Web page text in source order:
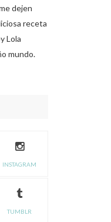
dejen
receta
Lola
mundo.
INSTAGRAM
TUMBLR